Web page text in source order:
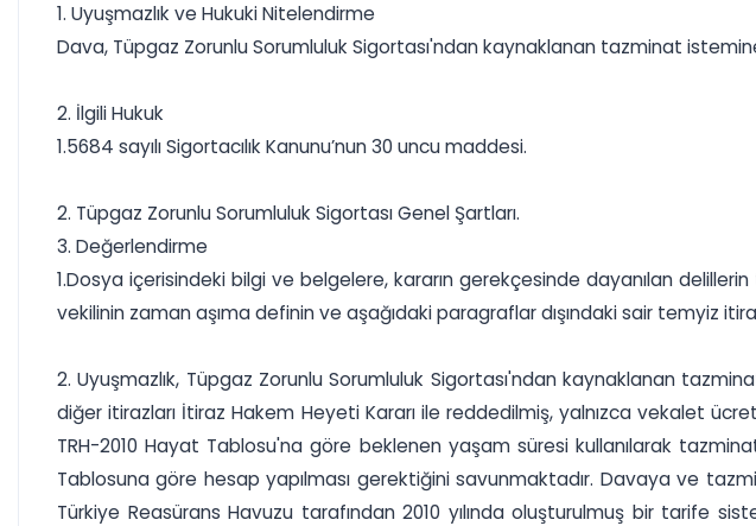
1. Uyuşmazlık ve Hukuki Nitelendirme
Dava, Tüpgaz Zorunlu Sorumluluk Sigortası'ndan kaynaklanan tazminat
2. İlgili Hukuk
1.5684 sayılı Sigortacılık Kanunu’nun 30 uncu maddesi.
2. Tüpgaz Zorunlu Sorumluluk Sigortası Genel Şartları.
3. Değerlendirme
1.Dosya içerisindeki bilgi ve belgelere, kararın gerekçesinde dayanılan
vekilinin zaman aşıma definin ve aşağıdaki paragraflar dışındaki sair temyiz
2. Uyuşmazlık, Tüpgaz Zorunlu Sorumluluk Sigortası'ndan kaynaklanan
diğer itirazları İtiraz Hakem Heyeti Kararı ile reddedilmiş, yalnızca vekalet
TRH-2010 Hayat Tablosu'na göre beklenen yaşam süresi kullanılarak tazminat
Tablosuna göre hesap yapılması gerektiğini savunmaktadır. Davaya ve
Türkiye Reasürans Havuzu tarafından 2010 yılında oluşturulmuş bir tarife